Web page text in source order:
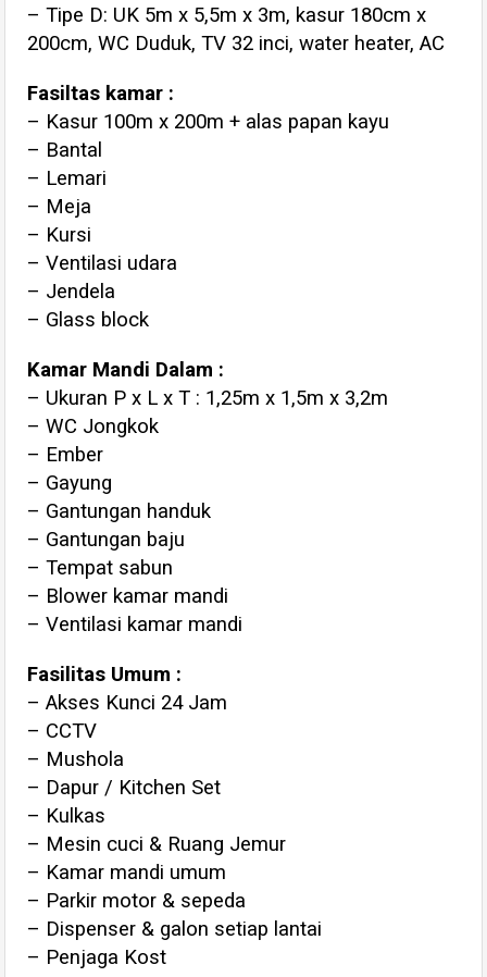
– Tipe D: UK 5m x 5,5m x 3m, kasur 180cm x
200cm, WC Duduk, TV 32 inci, water heater, AC
Fasiltas kamar :
– Kasur 100m x 200m + alas papan kayu
– Bantal
– Lemari
– Meja
– Kursi
– Ventilasi udara
– Jendela
– Glass block
Kamar Mandi Dalam :
– Ukuran P x L x T : 1,25m x 1,5m x 3,2m
– WC Jongkok
– Ember
– Gayung
– Gantungan handuk
– Gantungan baju
– Tempat sabun
– Blower kamar mandi
– Ventilasi kamar mandi
Fasilitas Umum :
– Akses Kunci 24 Jam
– CCTV
– Mushola
– Dapur / Kitchen Set
– Kulkas
– Mesin cuci & Ruang Jemur
– Kamar mandi umum
– Parkir motor & sepeda
– Dispenser & galon setiap lantai
– Penjaga Kost